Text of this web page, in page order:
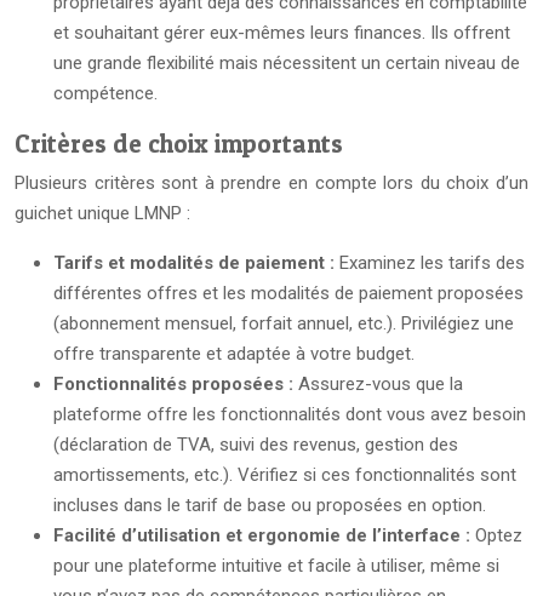
et souhaitant gérer eux-mêmes leurs finances. Ils offrent
une grande flexibilité mais nécessitent un certain niveau de
compétence.
Critères de choix importants
Plusieurs critères sont à prendre en compte lors du choix d’un
guichet unique LMNP :
Tarifs et modalités de paiement : Examinez les tarifs des
différentes offres et les modalités de paiement proposées
(abonnement mensuel, forfait annuel, etc.). Privilégiez une
offre transparente et adaptée à votre budget.
Fonctionnalités proposées : Assurez-vous que la
plateforme offre les fonctionnalités dont vous avez besoin
(déclaration de TVA, suivi des revenus, gestion des
amortissements, etc.). Vérifiez si ces fonctionnalités sont
incluses dans le tarif de base ou proposées en option.
Facilité d’utilisation et ergonomie de l’interface : Optez
pour une plateforme intuitive et facile à utiliser, même si